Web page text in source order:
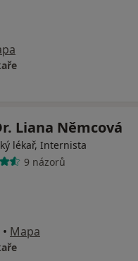
Liana Němcová
lékař, Internista
9 názorů
• Mapa